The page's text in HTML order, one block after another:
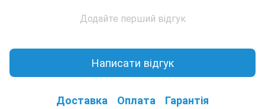
Додайте перший відгук
Написати відгук
Доставка Оплата Гарантія